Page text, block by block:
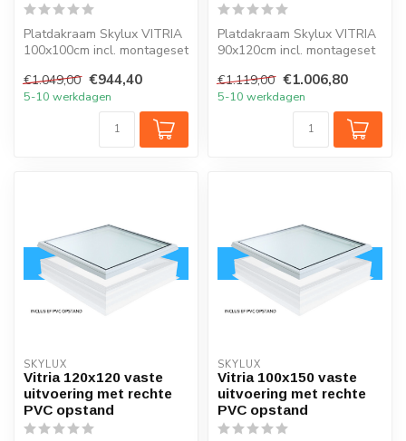
Platdakraam Skylux VITRIA
100x100cm incl. montageset
€1.049,00 €944,40
5-10 werkdagen
Platdakraam Skylux VITRIA
90x120cm incl. montageset
20/0...
€1.119,00 €1.006,80
5-10 werkdagen
SKYLUX
Vitria 120x120 vaste
uitvoering met rechte
PVC opstand
SKYLUX
Vitria 100x150 vaste
uitvoering met rechte
PVC opstand